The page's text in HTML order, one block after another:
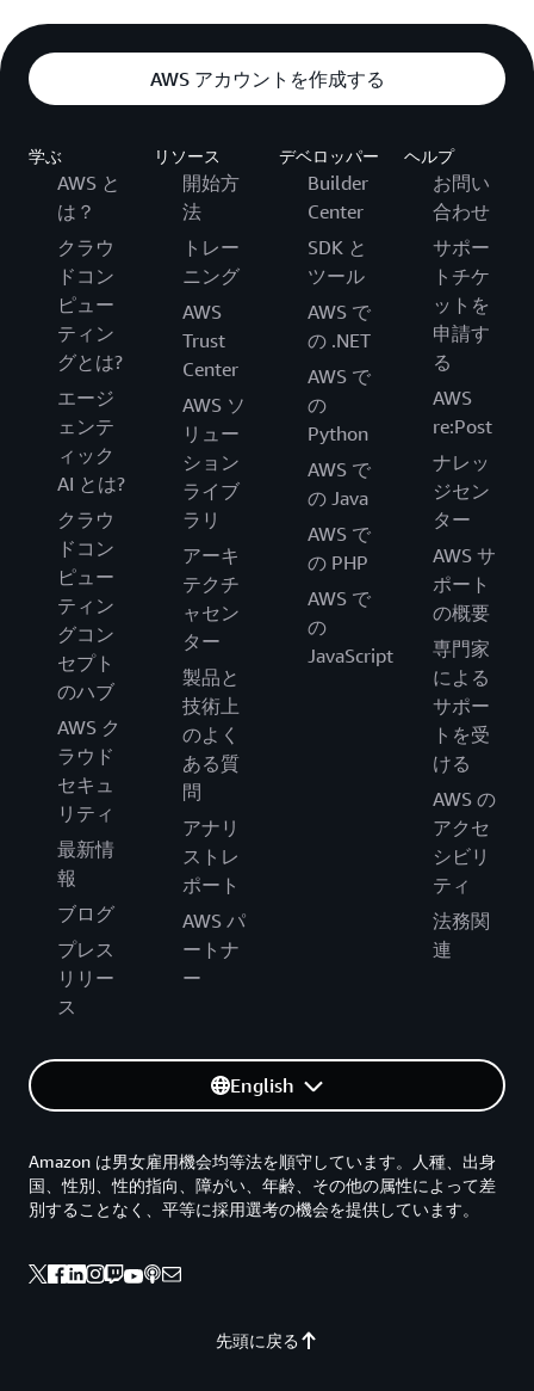
AWS アカウントを作成する
学ぶ
AWS と
は？
クラウ
ドコン
ピュー
ティン
グとは?
エージ
ェンテ
ィック
AI とは?
クラウ
ドコン
ピュー
ティン
グコン
セプト
のハブ
AWS ク
ラウド
セキュ
リティ
最新情
報
ブログ
プレス
リリー
ス
リソース
開始方
法
トレー
ニング
AWS
Trust
Center
AWS ソ
リュー
ション
ライブ
ラリ
アーキ
テクチ
ャセン
ター
製品と
技術上
のよく
ある質
問
アナリ
ストレ
ポート
AWS パ
ートナ
ー
デベロッパー
Builder
Center
SDK と
ツール
AWS で
の .NET
AWS で
の
Python
AWS で
の Java
AWS で
の PHP
AWS で
の
JavaScript
ヘルプ
お問い
合わせ
サポー
トチケ
ットを
申請す
る
AWS
re:Post
ナレッ
ジセン
ター
AWS サ
ポート
の概要
専門家
による
サポー
トを受
ける
AWS の
アクセ
シビリ
ティ
法務関
連
English
先頭に戻る
Amazon は男女雇用機会均等法を順守しています。人種、出身
国、性別、性的指向、障がい、年齢、その他の属性によって差
別することなく、平等に採用選考の機会を提供しています。